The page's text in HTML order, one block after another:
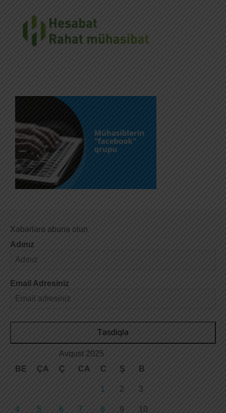
Xəbərlərə abunə olun
Adınız
Email Adresiniz
Təsdiqlə
Avqust 2025
BE
ÇA Ç CA C Ş B
1 2 3
4 5 6 7 8 9 10